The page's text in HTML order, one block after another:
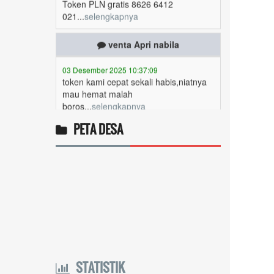
venta Apri nabila
03 Desember 2025 10:37:09
token kami cepat sekali habis,niatnya
mau hemat malah
boros...selengkapnya
Anis dembi hiti minya
01 Desember 2025 20:44:10
Token gratis ...selengkapnya
PETA DESA
STATISTIK